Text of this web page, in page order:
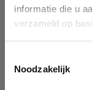
informatie die u
verzameld op
Noodzakelijk
You can search a
enterprise ID. When
form. If you don't find
Ok